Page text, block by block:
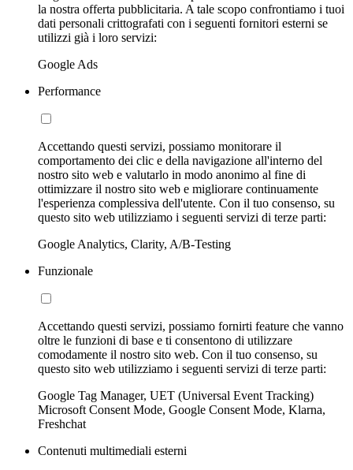
la nostra offerta pubblicitaria. A tale scopo confrontiamo i tuoi
dati personali crittografati con i seguenti fornitori esterni se
utilizzi già i loro servizi:
Google Ads
Performance
Accettando questi servizi, possiamo monitorare il
comportamento dei clic e della navigazione all'interno del
nostro sito web e valutarlo in modo anonimo al fine di
ottimizzare il nostro sito web e migliorare continuamente
l'esperienza complessiva dell'utente. Con il tuo consenso, su
questo sito web utilizziamo i seguenti servizi di terze parti:
Google Analytics, Clarity, A/B-Testing
Funzionale
Accettando questi servizi, possiamo fornirti feature che vanno
oltre le funzioni di base e ti consentono di utilizzare
comodamente il nostro sito web. Con il tuo consenso, su
questo sito web utilizziamo i seguenti servizi di terze parti:
Google Tag Manager, UET (Universal Event Tracking)
Microsoft Consent Mode, Google Consent Mode, Klarna,
Freshchat
Contenuti multimediali esterni